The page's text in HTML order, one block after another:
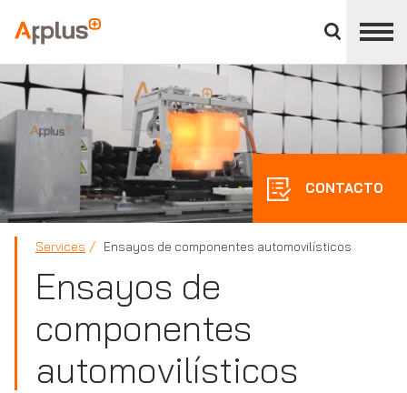
panel
Applus+
CONTACTO
Services Ensayos de componentes automovilísticos
Ensayos de
componentes
automovilísticos